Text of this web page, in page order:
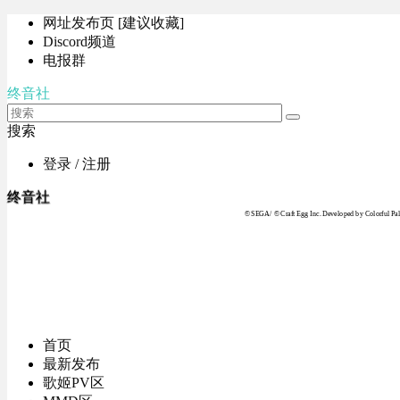
网址发布页 [建议收藏]
Discord频道
电报群
终音社
搜索
登录 / 注册
终音社
© SEGA / © Craft Egg Inc. Developed by Colorful
首页
最新发布
歌姬PV区